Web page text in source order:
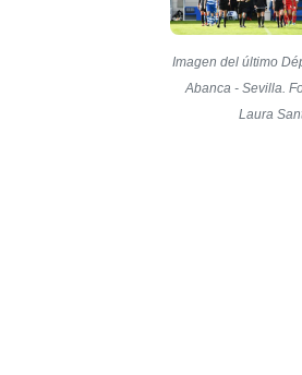
Imagen del último
Abanca - Sevilla.
Laura